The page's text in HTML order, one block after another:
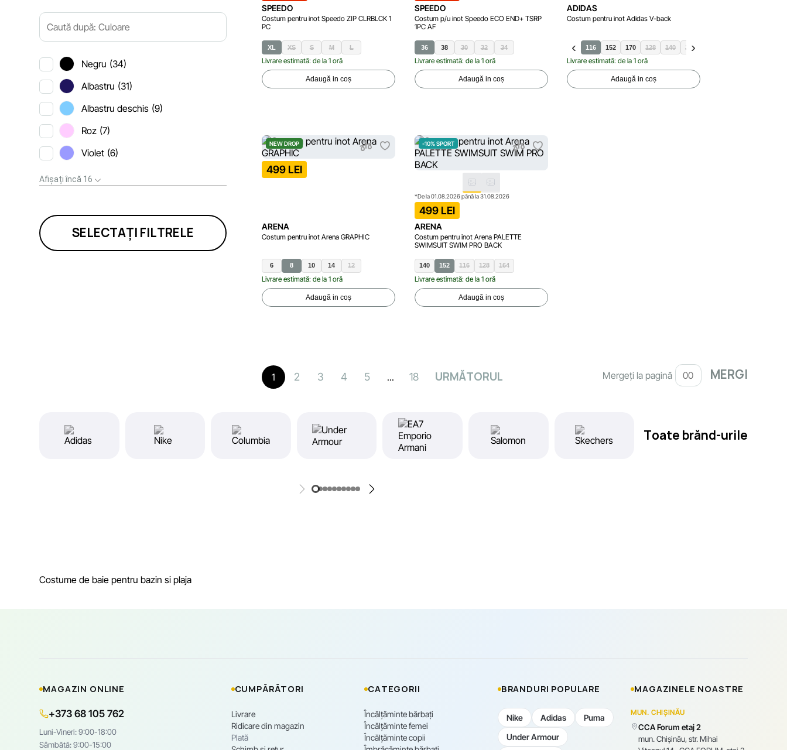
Negru (34)
Albastru (31)
Albastru deschis (9)
Roz (7)
Violet (6)
Afișați încă 16
SELECTAȚI FILTRELE
SPEEDO
Costum pentru inot Speedo ZIP CLRBLCK 1
PC
XL XS S M L
Livrare estimată: de la 1 oră
Adaugă in coș
SPEEDO
Costum p/u inot Speedo ECO END+ TSRP
1PC AF
36 38 30 32 34
Livrare estimată: de la 1 oră
Adaugă in coș
ADIDAS
Costum pentru inot Adidas V-back
116 152 170 128 140 164
Livrare estimată: de la 1 oră
Adaugă in coș
NEW DROP
499 LEI
ARENA
Costum pentru inot Arena GRAPHIC
6 8 10 14 12
Livrare estimată: de la 1 oră
Adaugă in coș
-10% SPORT
*De la 01.08.2026 până la 31.08.2026
499 LEI
ARENA
Costum pentru inot Arena PALETTE
SWIMSUIT SWIM PRO BACK
140 152 116 128 164
Livrare estimată: de la 1 oră
Adaugă in coș
1 2 3 4 5 ... 18 URMĂTORUL Mergeți la pagină
Toate brănd-urile
Costume de baie pentru bazin si plaja
MAGAZIN ONLINE
+373 68 105 762
Luni-Vineri: 9:00-18:00
Sâmbătă: 9:00-15:00
CUMPĂRĂTORI
Livrare
Ridicare din magazin
Plată
CATEGORII
Încălțăminte bărbați
Încălțăminte femei
Încălțăminte copii
BRANDURI POPULARE
Nike Adidas
Puma
Under Armour
MAGAZINELE NOASTRE
MUN. CHIȘINĂU
CCA Forum etaj 2
mun. Chişinău, str. Mihai